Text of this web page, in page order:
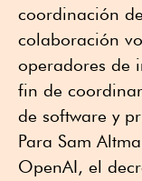
coordinación
colaboración
operadores de
fin de
de software y
Para Sam
OpenAI, el